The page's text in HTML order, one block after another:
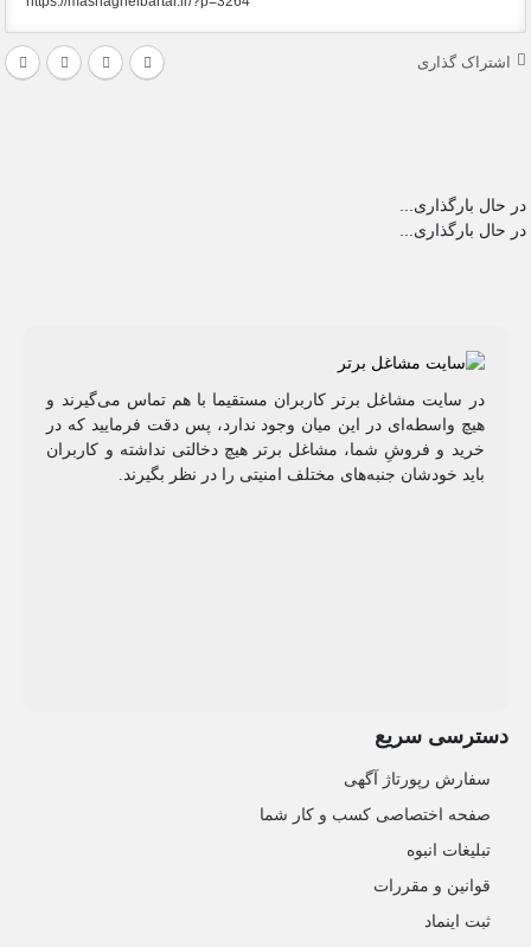
اشتراک گذاری
در حال بارگذاری...
در حال بارگذاری...
در سایت مشاغل برتر کاربران مستقیما با هم تماس می‌گیرند و
هیچ واسطه‌ای در این میان وجود ندارد، پس دقت فرمایید که در
خرید و فروشِ شما، مشاغل برتر هیچ دخالتی نداشته و کاربران
باید خودشان جنبه‌های مختلف امنیتی را در نظر بگیرند.
دسترسی سریع
سفارش رپورتاژ آگهی
صفحه اختصاصی کسب و کار شما
تبلیغات انبوه
قوانین و مقررات
ثبت اینماد